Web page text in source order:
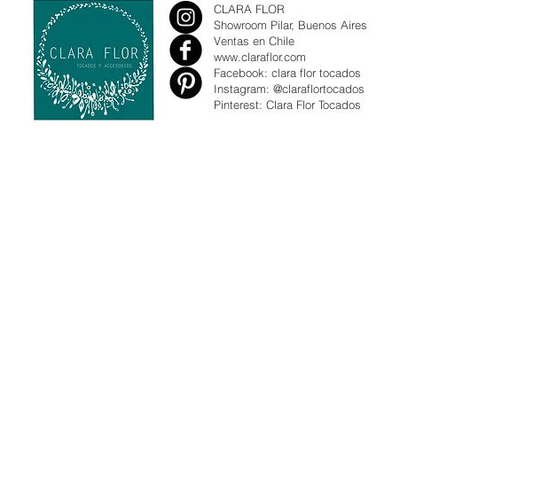
CLARA FLOR
Showroom Pilar, Buenos Aires
Ventas en Chile
www.claraflor.com
Facebook: clara flor tocados
Instagram: @claraflortocados
Pinterest: Clara Flor Tocados